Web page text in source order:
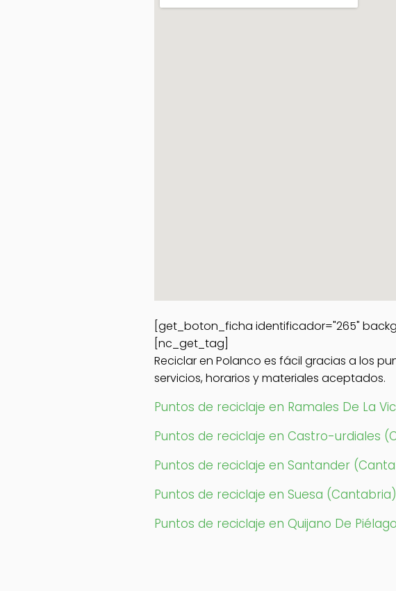
[get_boton_ficha identificador="265"
[nc_get_tag]
Reciclar en Polanco es fácil gracias a los
servicios, horarios y materiales aceptados.
Puntos de reciclaje en Ramales De La
Puntos de reciclaje en Castro-urdiales
Puntos de reciclaje en Santander
Puntos de reciclaje en Suesa (Cantabria)
Puntos de reciclaje en Quijano De